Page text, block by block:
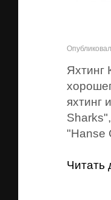
Яхтинг
яхтинг
"Hanse
Читать